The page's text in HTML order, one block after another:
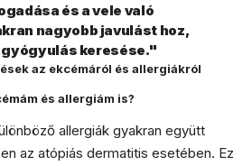
és a vele való
nagyobb javulást hoz,
keresése."
az ekcémáról és allergiákról
és allergiám is?
allergiák gyakran együtt
az atópiás dermatitis esetében. Ez